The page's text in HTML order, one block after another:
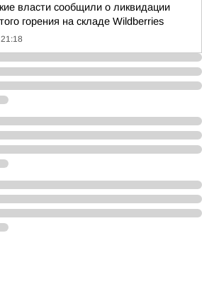
власти сообщили о ликвидации
горения на складе Wildberries